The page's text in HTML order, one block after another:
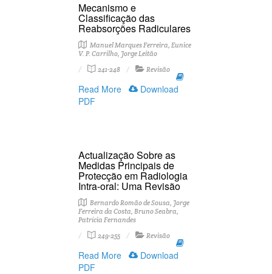
Mecanismo e
Classificação das
Reabsorções Radiculares
Manuel Marques Ferreira, Eunice
V. P. Carrilho, Jorge Leitão
241-248
Revisão
Read More
Download
PDF
Actualização Sobre as
Medidas Principais de
Protecção em Radiologia
Intra-oral: Uma Revisão
Bernardo Romão de Sousa, Jorge
Ferreira da Costa, Bruno Seabra,
Patrícia Fernandes
249-255
Revisão
Read More
Download
PDF